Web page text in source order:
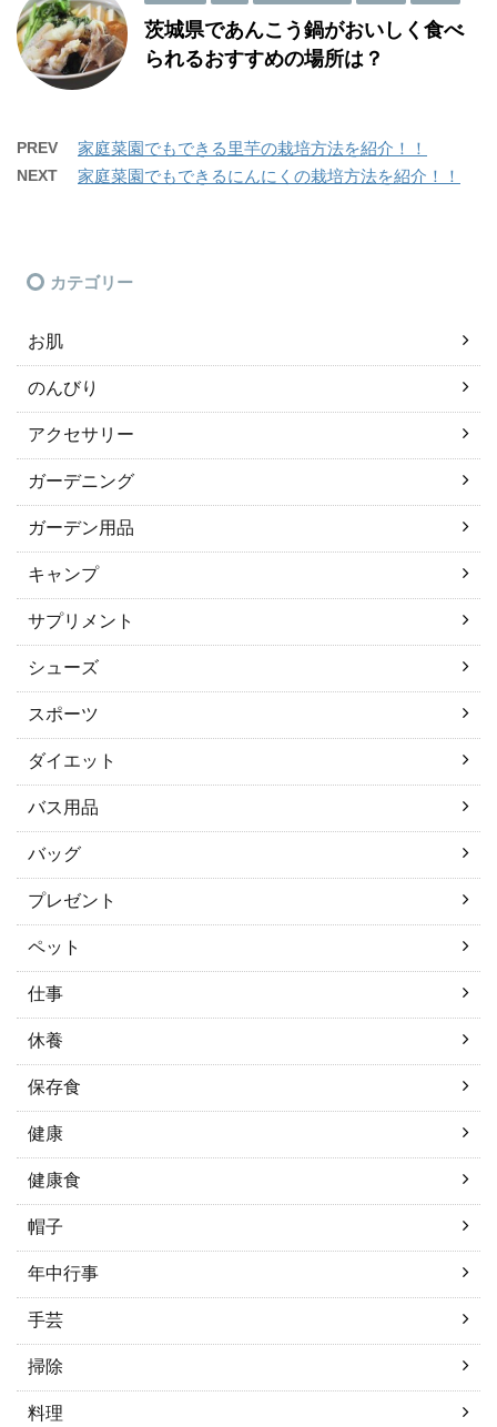
茨城県であんこう鍋がおいしく食べ
られるおすすめの場所は？
PREV 家庭菜園でもできる里芋の栽培方法を紹介！！
NEXT 家庭菜園でもできるにんにくの栽培方法を紹介！！
カテゴリー
お肌
のんびり
アクセサリー
ガーデニング
ガーデン用品
キャンプ
サプリメント
シューズ
スポーツ
ダイエット
バス用品
バッグ
プレゼント
ペット
仕事
休養
保存食
健康
健康食
帽子
年中行事
手芸
掃除
料理